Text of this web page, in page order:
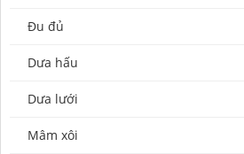
Đu đủ
Dưa hấu
Dưa lưới
Mâm xôi